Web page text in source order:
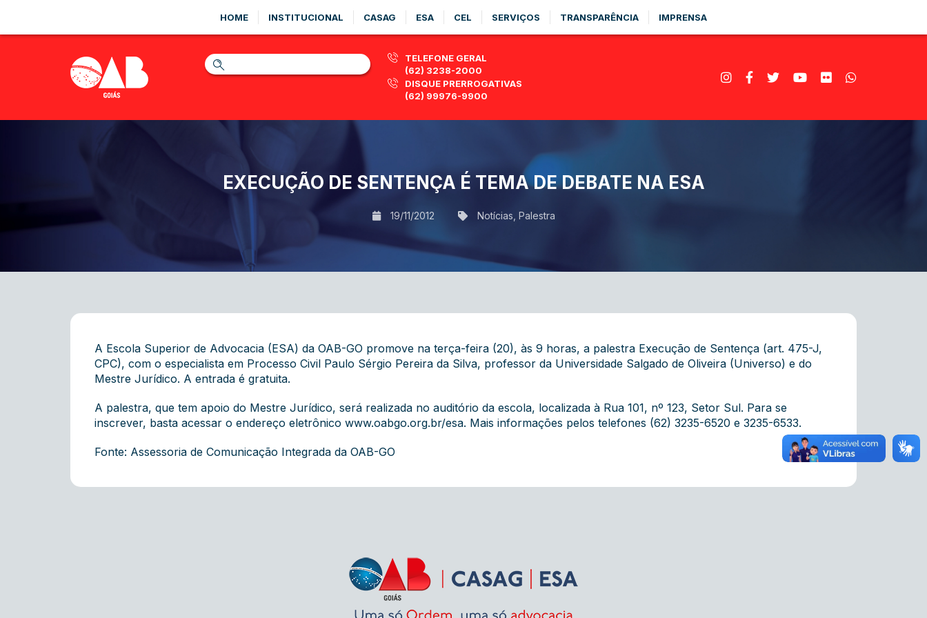
HOME INSTITUCIONAL CASAG ESA CEL SERVIÇOS TRANSPARÊNCIA IMPRENSA
TELEFONE GERAL
(62) 3238-2000
DISQUE PRERROGATIVAS
(62) 99976-9900
EXECUÇÃO DE SENTENÇA É TEMA DE DEBATE NA ESA
19/11/2012 Notícias Palestra
A Escola Superior de Advocacia (ESA) da OAB-GO promove na terça-feira (20), às 9 horas, a palestra Execução de Sentença (art. 475-J,
CPC), com o especialista em Processo Civil Paulo Sérgio Pereira da Silva, professor da Universidade Salgado de Oliveira (Universo) e do
Mestre Jurídico. A entrada é gratuita.
A palestra, que tem apoio do Mestre Jurídico, será realizada no auditório da escola, localizada à Rua 101, nº 123, Setor Sul. Para se
inscrever, basta acessar o endereço eletrônico www.oabgo.org.br/esa. Mais informações pelos telefones (62) 3235-6520 e 3235-6533.
Fonte: Assessoria de Comunicação Integrada da OAB-GO